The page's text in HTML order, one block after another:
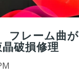
フレーム曲が
破損修理